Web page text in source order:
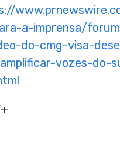
a-imprensa/
do-cmg-visa-
vozes-do-